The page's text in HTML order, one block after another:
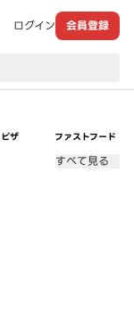
ログイン 会員登録
ピザ ファストフード
すべて見る